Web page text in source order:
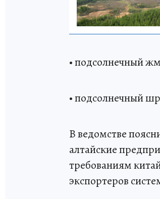
• подсолнечный
• подсолнечный
В ведомстве
алтайские
требованиям
экспортеров